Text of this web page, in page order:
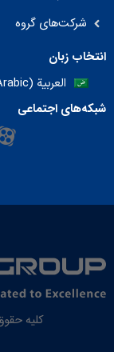
شرکت‌های گروه
انتخاب زبان
العربية (
شبکه‌های اجتماعی
-
r کلیه